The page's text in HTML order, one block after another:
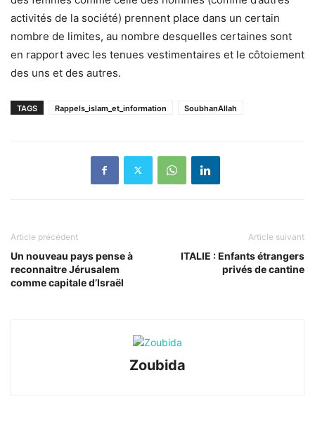
activités de la société) prennent place dans un certain
nombre de limites, au nombre desquelles certaines sont
en rapport avec les tenues vestimentaires et le côtoiement
des uns et des autres.
TAGS Rappels_islam_et_information SoubhanAllah
Article précédent
Un nouveau pays pense à
reconnaitre Jérusalem
comme capitale d’Israël
Article suivant
ITALIE : Enfants étrangers
privés de cantine
Zoubida